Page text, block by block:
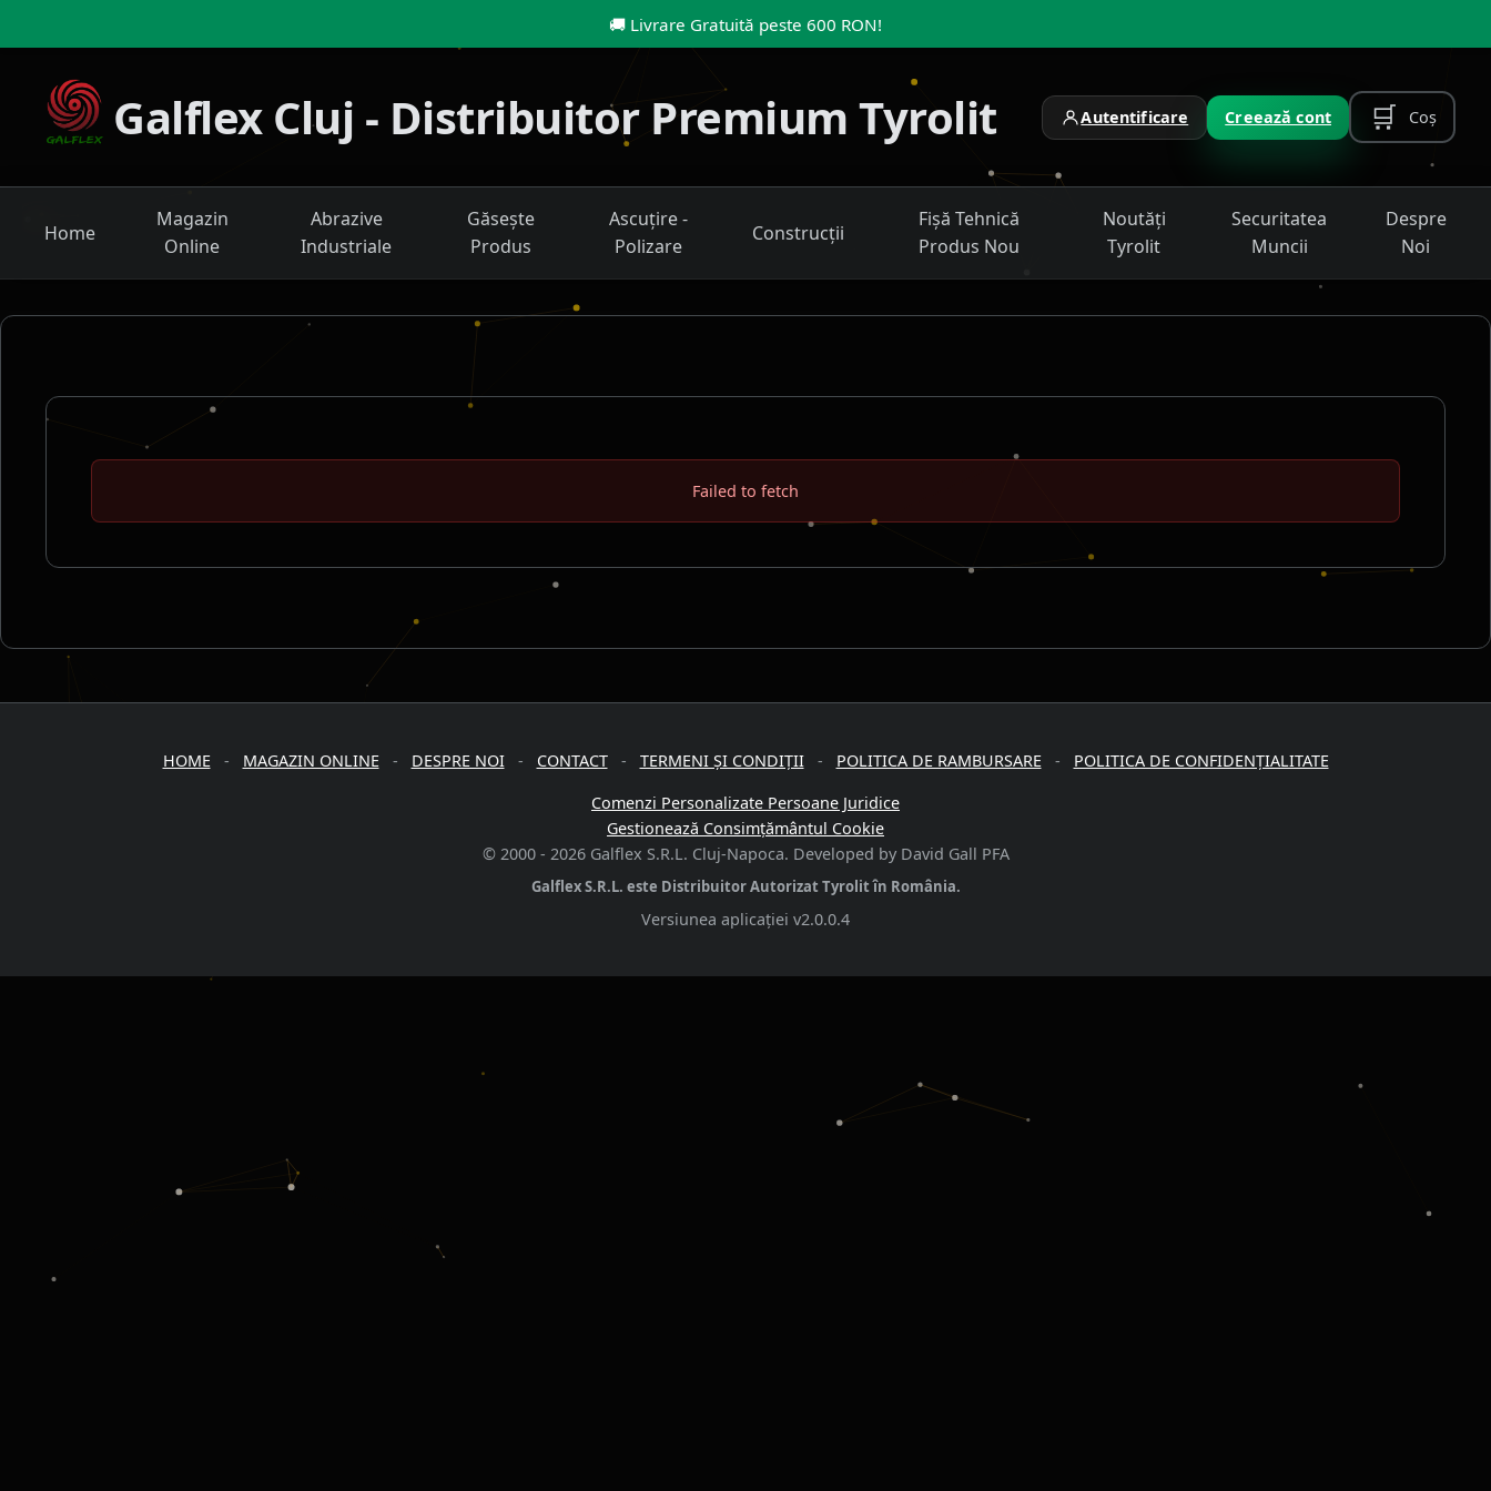
🚚 Livrare Gratuită peste 600 RON!
Galflex Cluj - Distribuitor Premium Tyrolit Autentificare Creează cont 🛒 Coș
Home
Magazin
Online
Abrazive
Industriale
Găsește
Produs
Ascuțire -
Polizare
Construcții
Fișă Tehnică
Produs Nou
Noutăți
Tyrolit
Securitatea
Muncii
Despre
Noi
Failed to fetch
HOME- MAGAZIN ONLINE- DESPRE NOI- CONTACT- TERMENI ȘI CONDIȚII- POLITICA DE RAMBURSARE- POLITICA DE CONFIDENȚIALITATE
Comenzi Personalizate Persoane Juridice
Gestionează Consimțământul Cookie
© 2000 - 2026 Galflex S.R.L. Cluj-Napoca. Developed by David Gall PFA
Galflex S.R.L. este Distribuitor Autorizat Tyrolit în România.
Versiunea aplicației v2.0.0.4